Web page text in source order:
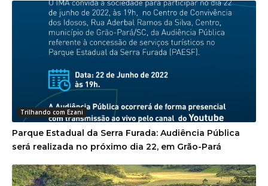
Trilhando com Ezani
Parque Estadual da Serra Furada: Audiência Pública
será realizada no próximo dia 22, em Grão-Pará